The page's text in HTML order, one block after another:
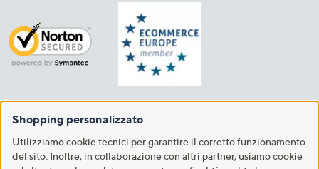
Shopping personalizzato
Utilizziamo cookie tecnici per garantire il corretto funzionamento
del sito. Inoltre, in collaborazione con altri partner, usiamo cookie